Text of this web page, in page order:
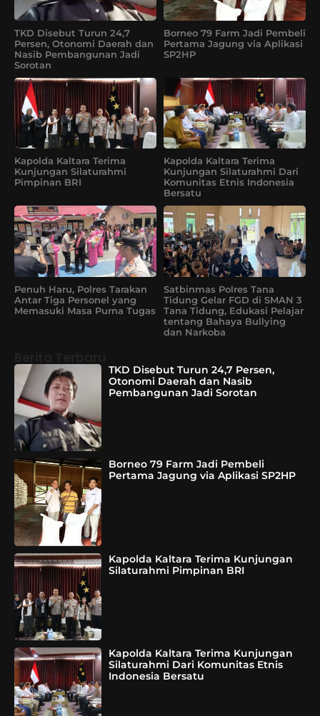
TKD Disebut Turun 24,7
Persen, Otonomi Daerah dan
Nasib Pembangunan Jadi
Sorotan
Borneo 79 Farm Jadi Pembeli
Pertama Jagung via Aplikasi
SP2HP
Kapolda Kaltara Terima
Kunjungan Silaturahmi
Pimpinan BRI
Kapolda Kaltara Terima
Kunjungan Silaturahmi Dari
Komunitas Etnis Indonesia
Bersatu
Penuh Haru, Polres Tarakan
Antar Tiga Personel yang
Memasuki Masa Purna Tugas
Satbinmas Polres Tana
Tidung Gelar FGD di SMAN 3
Tana Tidung, Edukasi Pelajar
tentang Bahaya Bullying
dan Narkoba
TKD Disebut Turun 24,7 Persen,
Otonomi Daerah dan Nasib
Pembangunan Jadi Sorotan
Borneo 79 Farm Jadi Pembeli
Pertama Jagung via Aplikasi SP2HP
Kapolda Kaltara Terima Kunjungan
Silaturahmi Pimpinan BRI
Kapolda Kaltara Terima Kunjungan
Silaturahmi Dari Komunitas Etnis
Indonesia Bersatu